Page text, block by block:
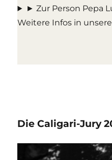
► Zur Person Pepa
Weitere Infos in
Die Caligari-Jury